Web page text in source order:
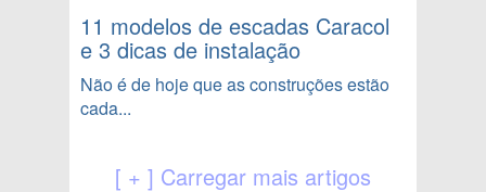
11 modelos de escadas Caracol
e 3 dicas de instalação
Não é de hoje que as construções estão
cada...
[ + ] Carregar mais artigos